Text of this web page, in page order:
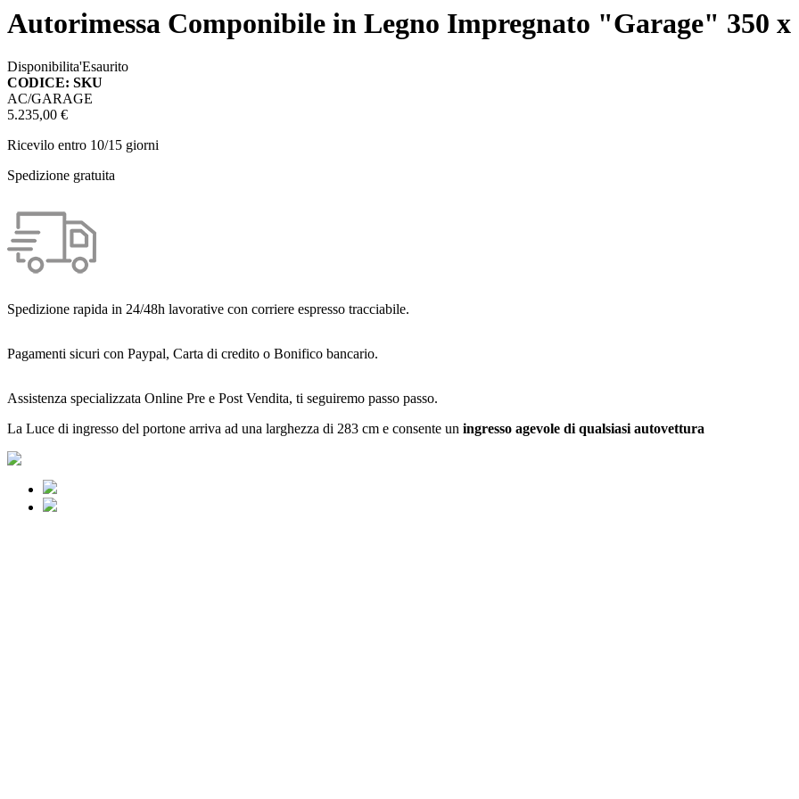
Autorimessa Componibile in Legno Impregnato "Garage" 350 x
Disponibilita'Esaurito
CODICE: SKU
AC/GARAGE
5.235,00 €
Ricevilo entro 10/15 giorni
Spedizione gratuita
Spedizione rapida in 24/48h lavorative con corriere espresso tracciabile.
Pagamenti sicuri con Paypal, Carta di credito o Bonifico bancario.
Assistenza specializzata Online Pre e Post Vendita, ti seguiremo passo passo.
La Luce di ingresso del portone arriva ad una larghezza di 283 cm e consente un ingresso agevole di qualsiasi autovettura